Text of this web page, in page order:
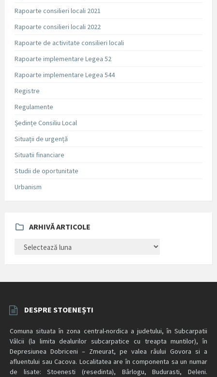
Rapoarte consilieri locali 2021
Rapoarte consilieri locali 2022
Rapoarte de activitate consilieri locali
Rapoarte implementare Legea 52
Rapoarte implementare Legea 544
Registre
Regulamente
Ședințe Consiliu Local
Situații de urgență
Situatii financiare
Studii de oportunitate
Urbanism
ARHIVĂ ARTICOLE
ARTICOLE
DESPRE STOENEȘTI
Comuna situata în zona central-nordica a judetului, în Subcarpatii
Vâlcii (la limita dealurilor subcarpatice cu treapta muntilor), în
Depresiunea Dobriceni – Zmeurat, pe valea râului Govora si a
afluentului sau Cacova. Localitatea are în componenta sa un numar
de lisate: Stoenesti (resedinta), Bârlogu, Budurasti, Deleni.